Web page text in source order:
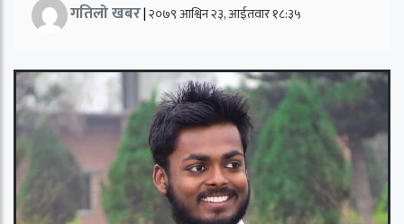
गतिलो खबर|२०७९ आश्विन २३, आईतवार १८:३५